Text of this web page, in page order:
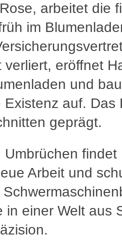
arbeitet die
im
verliert, eröffnet
und
Existenz auf. Das
geprägt.
Umbrüchen findet
Arbeit und
in einer Welt aus